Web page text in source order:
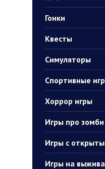
Гонки
Квесты
Симуляторы
Спортивные
Хоррор игры
Игры про зомби
Игры с
Игры на